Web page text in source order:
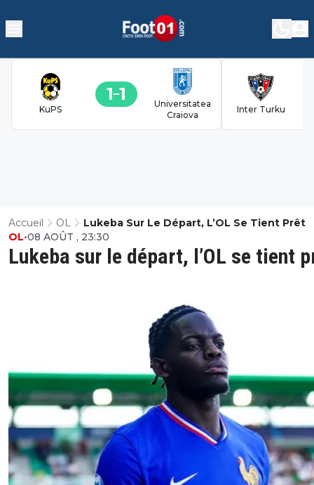
KuPS
1 1
Universitatea
Craiova
Inter Turku
Accueil OL Lukeba Sur Le Départ, L’OL Se Tient Prêt
Lukeba sur le départ, l’OL se tient
OL•08 AOÛT , 23:30